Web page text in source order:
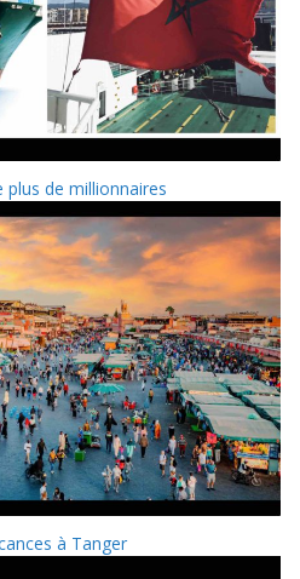
plus de millionnaires
à Tanger